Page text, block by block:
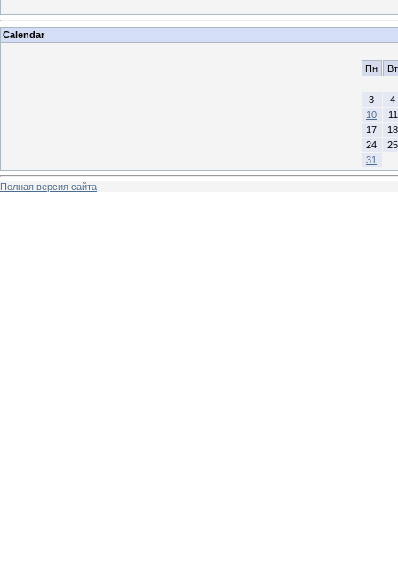
Calendar
Пн Вт
3
4
10
11
17
18
24
25
31
Полная версия сайта